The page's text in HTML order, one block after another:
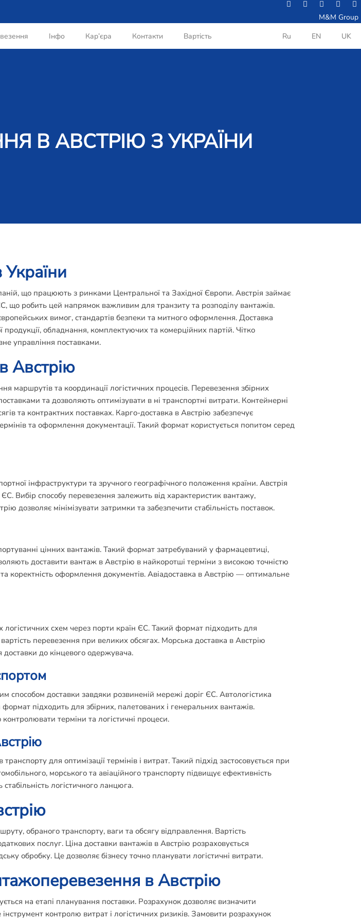
M&M Group
Інфо Кар’єра Контакти Вартість UK
EN
Ru
В АВСТРІЮ З УКРАЇНИ
що працюють з ринками Центральної та Західної Європи. Австрія займає
що робить цей напрямок важливим для транзиту та розподілу вантажів.
вимог, стандартів безпеки та митного оформлення. Доставка
обладнання, комплектуючих та комерційних партій. Чітко
управління поставками.
Австрію
та координації логістичних процесів. Перевезення збірних
та дозволяють оптимізувати в ні транспортні витрати. Контейнерні
та контрактних поставках. Карго-доставка в Австрію забезпечує
та оформлення документації. Такий формат користується попитом серед
інфраструктури та зручного географічного положення країни. Австрія
Вибір способу перевезення залежить від характеристик вантажу,
дозволяє мінімізувати затримки та забезпечити стабільність поставок.
цінних вантажів. Такий формат затребуваний у фармацевтиці,
доставити вантаж в Австрію в найкоротші терміни з високою точністю
коректність оформлення документів. Авіадоставка в Австрію — оптимальне
схем через порти країн ЄС. Такий формат підходить для
перевезення при великих обсягах. Морська доставка в Австрію
до кінцевого одержувача.
доставки завдяки розвиненій мережі доріг ЄС. Автологістика
підходить для збірних, палетованих і генеральних вантажів.
терміни та логістичні процеси.
для оптимізації термінів і витрат. Такий підхід застосовується при
морського та авіаційного транспорту підвищує ефективність
логістичного ланцюга.
обраного транспорту, ваги та обсягу відправлення. Вартість
послуг. Ціна доставки вантажів в Австрію розраховується
обробку. Це дозволяє бізнесу точно планувати логістичні витрати.
в Австрію
на етапі планування поставки. Розрахунок дозволяє визначити
контролю витрат і логістичних ризиків. Замовити розрахунок